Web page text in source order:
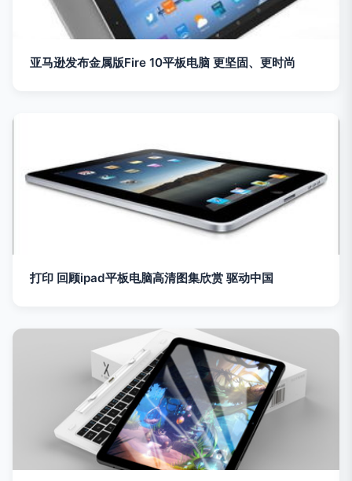
亚马逊发布金属版Fire 10平板电脑 更坚固、更时尚
打印 回顾ipad平板电脑高清图集欣赏 驱动中国